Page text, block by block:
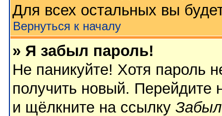
Для всех остальных вы
Вернуться к началу
» Я забыл пароль!
Не паникуйте! Хотя пароль
получить новый. Перейдите
и щёлкните на ссылку